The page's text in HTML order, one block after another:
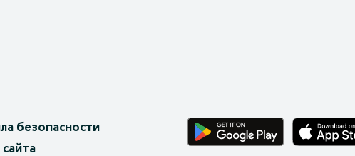
безопасности
сайта